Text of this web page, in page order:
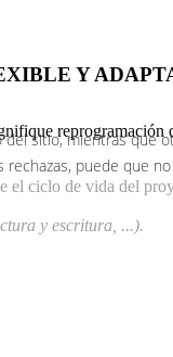
Y
reprogramación
el ciclo de vida del
y escritura, ...).
sitio, mientras
puede que